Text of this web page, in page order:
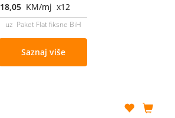
18,05 KM/mj x12
uz Paket Flat fiksne BiH
Saznaj više